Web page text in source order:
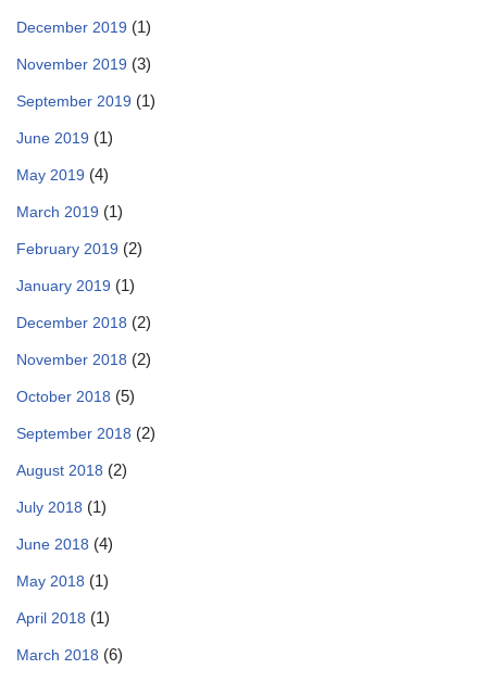
December 2019 (1)
November 2019 (3)
September 2019 (1)
June 2019 (1)
May 2019 (4)
March 2019 (1)
February 2019 (2)
January 2019 (1)
December 2018 (2)
November 2018 (2)
October 2018 (5)
September 2018 (2)
August 2018 (2)
July 2018 (1)
June 2018 (4)
May 2018 (1)
April 2018 (1)
March 2018 (6)